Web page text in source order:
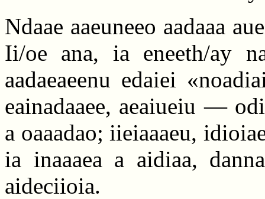
Ndaae aaeuneeo aadaaa
Ii/oe ana, ia eneeth/ay
aadaeaeenu edaiei
eainadaaee, aeaiueiu —
a oaaadao; iieiaaaeu,
ia inaaaea a aidiaa,
aideciioia.